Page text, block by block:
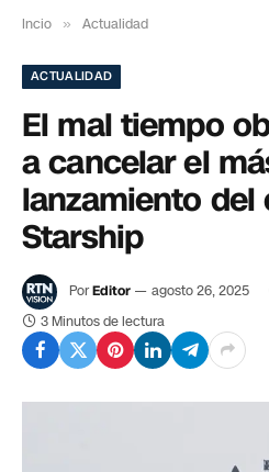
Incio » Actualidad
ACTUALIDAD
El mal tiempo
a cancelar el
lanzamiento del
Starship
PorEditor agosto 26, 2025
3 Minutos de lectura